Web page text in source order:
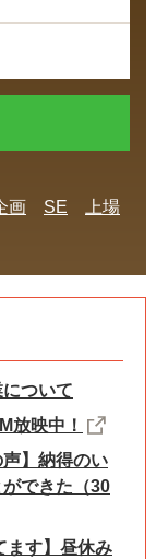
画 SE
上場
について
放映中！
声】納得のい
できた（30
ます】昼休み